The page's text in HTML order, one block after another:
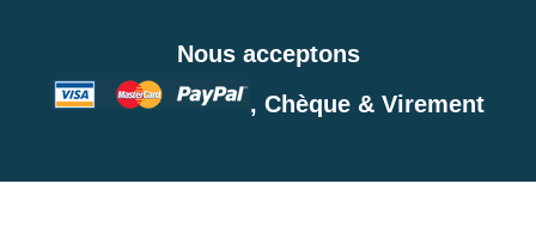
Nous acceptons
, Chèque & Virement